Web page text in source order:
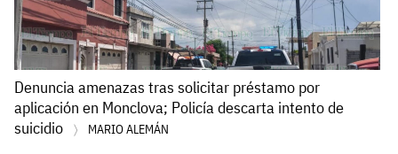
Denuncia amenazas tras solicitar préstamo por
aplicación en Monclova; Policía descarta intento de
suicidio
MARIO ALEMÁN